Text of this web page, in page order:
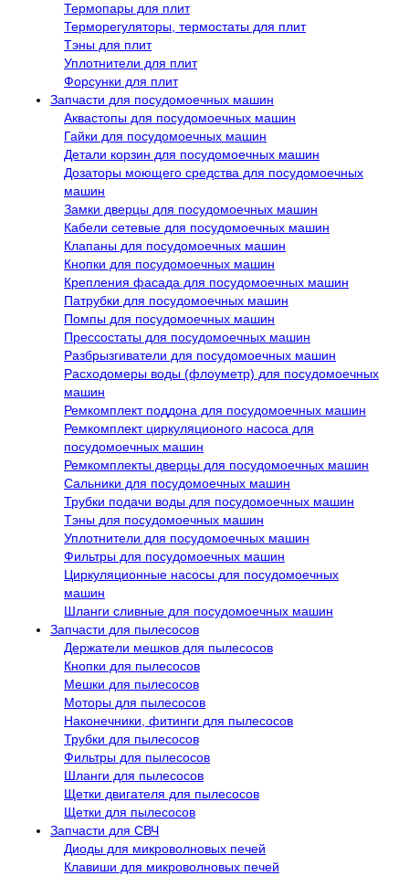
Термопары для плит
Терморегуляторы, термостаты для плит
Тэны для плит
Уплотнители для плит
Форсунки для плит
Запчасти для посудомоечных машин
Аквастопы для посудомоечных машин
Гайки для посудомоечных машин
Детали корзин для посудомоечных машин
Дозаторы моющего средства для посудомоечных
машин
Замки дверцы для посудомоечных машин
Кабели сетевые для посудомоечных машин
Клапаны для посудомоечных машин
Кнопки для посудомоечных машин
Крепления фасада для посудомоечных машин
Патрубки для посудомоечных машин
Помпы для посудомоечных машин
Прессостаты для посудомоечных машин
Разбрызгиватели для посудомоечных машин
Расходомеры воды (флоуметр) для посудомоечных
машин
Ремкомплект поддона для посудомоечных машин
Ремкомплект циркуляционого насоса для
посудомоечных машин
Ремкомплекты дверцы для посудомоечных машин
Сальники для посудомоечных машин
Трубки подачи воды для посудомоечных машин
Тэны для посудомоечных машин
Уплотнители для посудомоечных машин
Фильтры для посудомоечных машин
Циркуляционные насосы для посудомоечных
машин
Шланги сливные для посудомоечных машин
Запчасти для пылесосов
Держатели мешков для пылесосов
Кнопки для пылесосов
Мешки для пылесосов
Моторы для пылесосов
Наконечники, фитинги для пылесосов
Трубки для пылесосов
Фильтры для пылесосов
Шланги для пылесосов
Щетки двигателя для пылесосов
Щетки для пылесосов
Запчасти для СВЧ
Диоды для микроволновых печей
Клавиши для микроволновых печей